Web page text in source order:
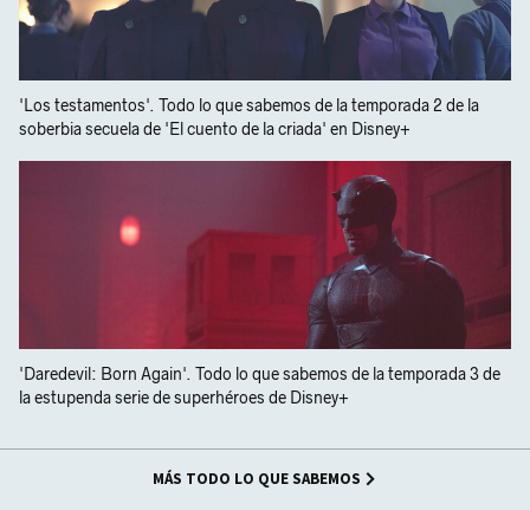
'Los testamentos'. Todo lo que sabemos de la temporada 2 de la
soberbia secuela de 'El cuento de la criada' en Disney+
'Daredevil: Born Again'. Todo lo que sabemos de la temporada 3 de
la estupenda serie de superhéroes de Disney+
MÁS TODO LO QUE SABEMOS